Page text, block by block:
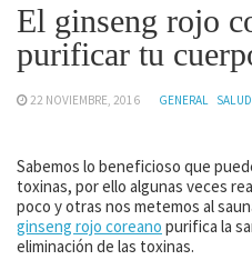
El ginseng rojo
purificar tu
22 NOVIEMBRE, 2016 GENERAL SALUD
Sabemos lo beneficioso que
toxinas, por ello algunas veces
poco y otras nos metemos al
ginseng rojo coreano purifica la
eliminación de las toxinas.